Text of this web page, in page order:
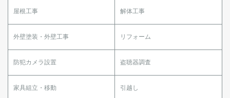
屋根工事 解体工事
外壁塗装・外壁工事 リフォーム
防犯カメラ設置 盗聴器調査
家具組立・移動 引越し